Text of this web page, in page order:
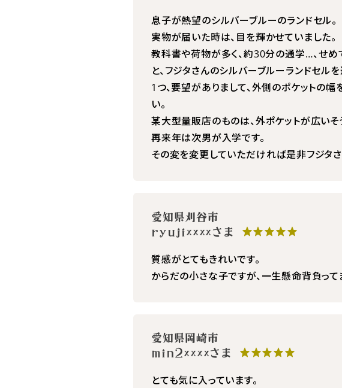
息子が熱望のシルバーブルーのランドセル。
実物が届いた時は、目を輝かせていました。
教科書や荷物が多く、約30分の通学…、せめ
と、フジタさんのシルバーブルーランドセル
1つ、要望がありまして、外側のポケットの
い。
某大型量販店のものは、外ポケットが広いそ
再来年は次男が入学です。
その変を変更していただければ是非フジタさ
愛知県刈谷市
ryuji××××さま ★★★★★
質感がとてもきれいです。
からだの小さな子ですが、一生懸命背負って
愛知県岡崎市
min2××××さま ★★★★★
とても気に入っています。